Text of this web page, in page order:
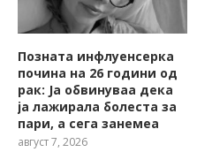
Позната инфлуенсерка
почина на 26 години од
рак: Ја обвинуваа дека
ја лажирала болеста за
пари, а сега занемеа
август 7, 2026